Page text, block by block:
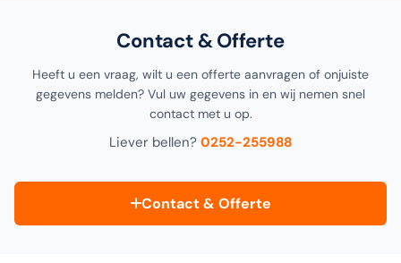
Contact & Offerte
Heeft u een vraag, wilt u een offerte aanvragen of onjuiste
gegevens melden? Vul uw gegevens in en wij nemen snel
contact met u op.
Liever bellen? 0252-255988
Contact & Offerte